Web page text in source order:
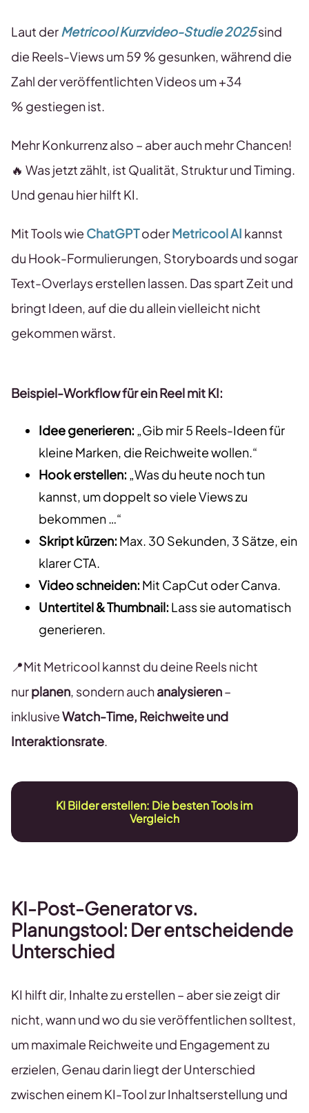
Laut derMetricool Kurzvideo-Studie 2025sind
die Reels-Views um 59 % gesunken, während die
Zahl der veröffentlichten Videos um +34
% gestiegen ist.
Mehr Konkurrenz also – aber auch mehr Chancen!
🔥 Was jetzt zählt, ist Qualität, Struktur und Timing.
Und genau hier hilft KI.
Mit Tools wie ChatGPToderMetricool AI kannst
du Hook-Formulierungen, Storyboards und sogar
Text-Overlays erstellen lassen. Das spart Zeit und
bringt Ideen, auf die du allein vielleicht nicht
gekommen wärst.
Beispiel-Workflow für ein Reel mit KI:
Idee generieren: „Gib mir 5 Reels-Ideen für
kleine Marken, die Reichweite wollen.“
Hook erstellen: „Was du heute noch tun
kannst, um doppelt so viele Views zu
bekommen …“
Skript kürzen: Max. 30 Sekunden, 3 Sätze, ein
klarer CTA.
Video schneiden: Mit CapCut oder Canva.
Untertitel & Thumbnail: Lass sie automatisch
generieren.
📍Mit Metricool kannst du deine Reels nicht
nurplanen, sondern auchanalysieren–
inklusiveWatch-Time, Reichweite und
Interaktionsrate.
KI Bilder erstellen: Die besten Tools im
Vergleich
KI-Post-Generator vs.
Planungstool: Der entscheidende
Unterschied
KI hilft dir, Inhalte zu erstellen – aber sie zeigt dir
nicht, wann und wo du sie veröffentlichen solltest,
um maximale Reichweite und Engagement zu
erzielen, Genau darin liegt der Unterschied
zwischen einem KI-Tool zur Inhaltserstellung und